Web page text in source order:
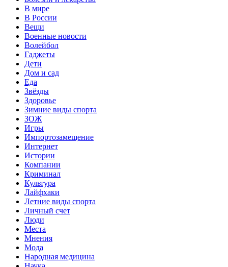
В мире
В России
Вещи
Военные новости
Волейбол
Гаджеты
Дети
Дом и сад
Еда
Звёзды
Здоровье
Зимние виды спорта
ЗОЖ
Игры
Импортозамещение
Интернет
Истории
Компании
Криминал
Культура
Лайфхаки
Летние виды спорта
Личный счет
Люди
Места
Мнения
Мода
Народная медицина